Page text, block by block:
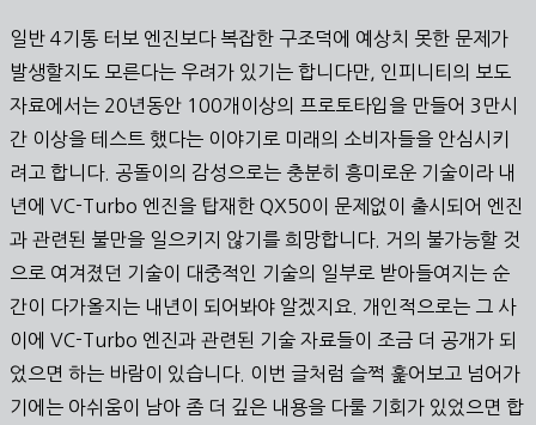
일반 4기통 터보 엔진보다 복잡한 구조덕에 예상치 못한 문제가
발생할지도 모른다는 우려가 있기는 합니다만, 인피니티의 보도
자료에서는 20년동안 100개이상의 프로토타입을 만들어 3만시
간 이상을 테스트 했다는 이야기로 미래의 소비자들을 안심시키
려고 합니다. 공돌이의 감성으로는 충분히 흥미로운 기술이라 내
년에 VC-Turbo 엔진을 탑재한 QX50이 문제없이 출시되어 엔진
과 관련된 불만을 일으키지 않기를 희망합니다. 거의 불가능할 것
으로 여겨졌던 기술이 대중적인 기술의 일부로 받아들여지는 순
간이 다가올지는 내년이 되어봐야 알겠지요. 개인적으로는 그 사
이에 VC-Turbo 엔진과 관련된 기술 자료들이 조금 더 공개가 되
었으면 하는 바람이 있습니다. 이번 글처럼 슬쩍 훑어보고 넘어가
기에는 아쉬움이 남아 좀 더 깊은 내용을 다룰 기회가 있었으면 합